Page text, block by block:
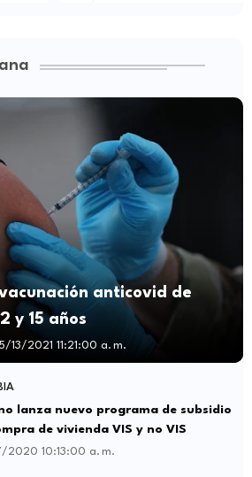
anticovid de
y 15 años
5/13/2021 11:21:00 a. m.
lanza nuevo programa de subsidio
de vivienda VIS y no VIS
2020 10:13:00 a. m.